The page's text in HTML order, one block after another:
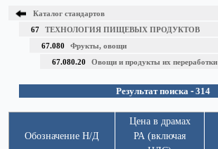
Каталог стандартов
67 ТЕХНОЛОГИЯ ПИЩЕВЫХ ПРОДУКТОВ
67.080 Фрукты, овощи
67.080.20 Овощи и продукты их переработки
Результат поиска - 314
Обозначение Н/Д
Цена в драмах
РА (включая